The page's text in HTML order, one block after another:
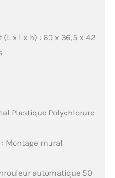
x l x h) : 60 x 36,5 x 42
Plastique Polychlorure
Montage mural
automatique 50